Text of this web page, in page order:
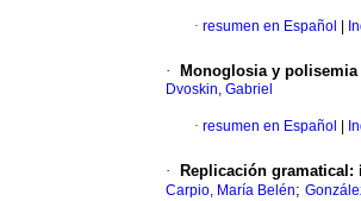
· resumen en Español
· Monoglosia y
Dvoskin, Gabriel
· resumen en Español
· Replicación
Carpio, María Belén;